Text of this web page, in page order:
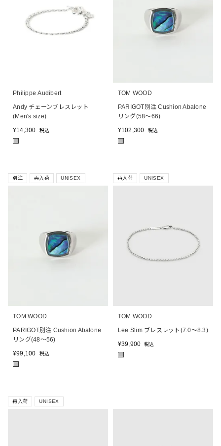
Philippe Audibert
Andy チェーンブレスレット
(Men's size)
¥14,300 税込
■
TOM WOOD
PARIGOT別注 Cushion Abalone
リング(58～66)
¥102,300 税込
■
別注 再入荷 UNISEX
TOM WOOD
PARIGOT別注 Cushion Abalone
リング(48～56)
¥99,100 税込
再入荷 UNISEX
TOM WOOD
Lee Slim ブレスレット(7.0～8.3)
¥39,900 税込
再入荷 UNISEX